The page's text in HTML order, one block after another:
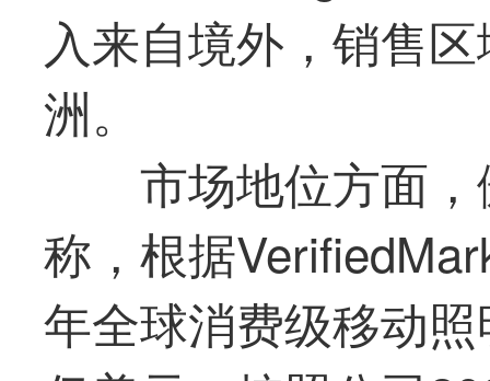
入来自境外，销售
洲。
市场地位方面
称，根据
年全球消费级移动